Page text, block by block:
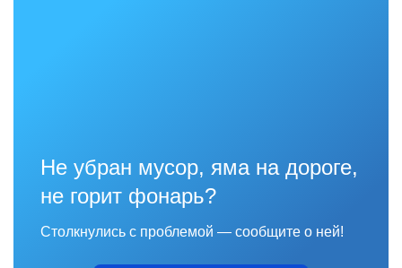
Не убран мусор, яма на дороге,
не горит фонарь?
Столкнулись с проблемой — сообщите о ней!